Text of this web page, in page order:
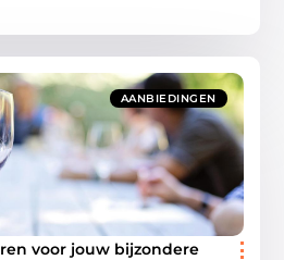
AANBIEDINGEN
voor jouw bijzondere